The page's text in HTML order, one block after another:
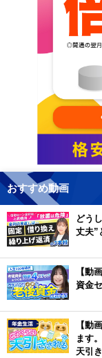
おすすめ動画
どう
丈夫”
【動
資金
【動
ます
天引